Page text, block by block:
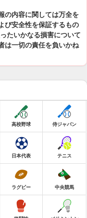
の内容に関しては万全を
び安全性を保証するもの
たいかなる損害について
は一切の責任を負いかね
高校野球 侍ジャパン
日本代表 テニス
ラグビー 中央競馬